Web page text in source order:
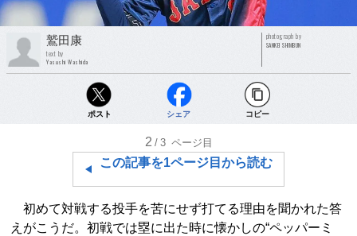
鷲田康
text by
Yasushi Washida
photograph by
SANKEI SHIMBUN
ポスト シェア コピー
2 /3 ページ目
この記事を1ページ目から読む
初めて対戦する投手を苦にせず打てる理由を聞かれた答
えがこうだ。初戦では塁に出た時に懐かしの“ペッパーミ